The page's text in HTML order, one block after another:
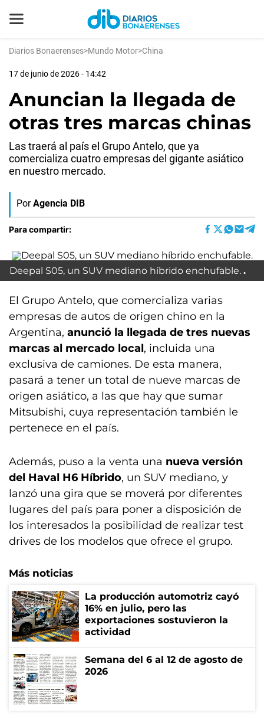
Diarios Bonaerenses>Mundo Motor>China
17 de junio de 2026 - 14:42
Anuncian la llegada de
otras tres marcas chinas
Las traerá al país el Grupo Antelo, que ya
comercializa cuatro empresas del gigante asiático
en nuestro mercado.
Por Agencia DIB
Para compartir:
Deepal S05, un SUV mediano híbrido enchufable.
El Grupo Antelo, que comercializa varias
empresas de autos de origen chino en la
Argentina, anunció la llegada de tres nuevas
marcas al mercado local, incluida una
exclusiva de camiones. De esta manera,
pasará a tener un total de nueve marcas de
origen asiático, a las que hay que sumar
Mitsubishi, cuya representación también le
pertenece en el país.
Además, puso a la venta una nueva versión
del Haval H6 Híbrido, un SUV mediano, y
lanzó una gira que se moverá por diferentes
lugares del país para poner a disposición de
los interesados la posibilidad de realizar test
drives de los modelos que ofrece el grupo.
Más noticias
La producción automotriz cayó
16% en julio, pero las
exportaciones sostuvieron la
actividad
Semana del 6 al 12 de agosto de
2026